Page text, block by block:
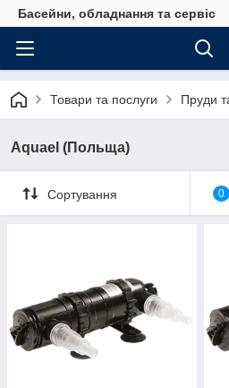
Басейни, обладнання та сервіс
Товари та послуги Пруди
Aquael (Польща)
Сортування 0